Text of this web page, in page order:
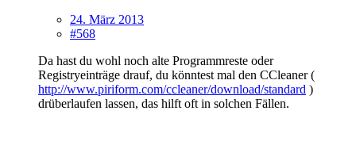
24. März 2013
#568
Da hast du wohl noch alte Programmreste oder
Registryeinträge drauf, du könntest mal den CCleaner (
http://www.piriform.com/ccleaner/download/standard )
drüberlaufen lassen, das hilft oft in solchen Fällen.